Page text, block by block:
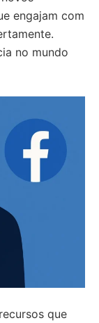
engajam com
no mundo
que